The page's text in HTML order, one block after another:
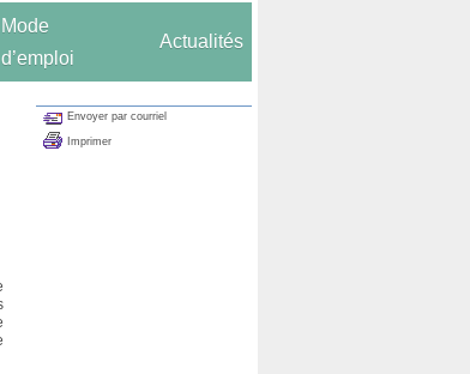
Mode
d’emploi
Actualités
Envoyer par courriel
Imprimer